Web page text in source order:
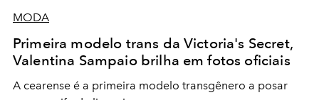
MODA
Primeira modelo trans da Victoria's Secret,
Valentina Sampaio brilha em fotos oficiais
A cearense é a primeira modelo transgênero a posar